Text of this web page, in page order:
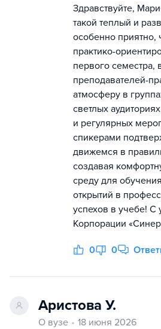
Здравствуйте,
такой теплый и
особенно приятно,
практико-
первого семестра,
преподавателей-
атмосферу в
светлых
и регулярных
спикерами
движемся в
создавая
среду для
открытий в
успехов в учебе!
Корпорации
0 0
Аристова У.
О вузе
18 июня 2026